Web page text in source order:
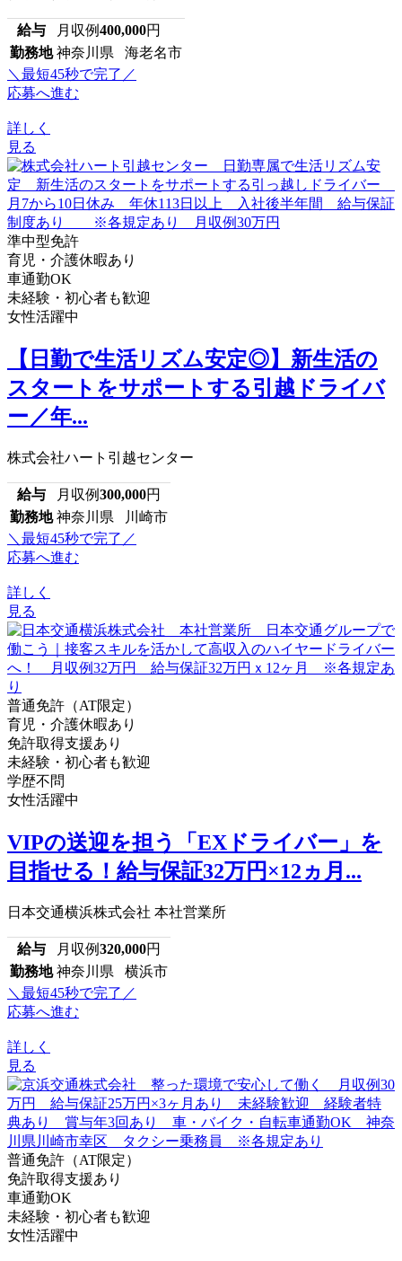
給与 月収例400,000円
勤務地 神奈川県 海老名市
＼最短45秒で完了／
応募へ進む
詳しく
見る
準中型免許
育児・介護休暇あり
車通勤OK
未経験・初心者も歓迎
女性活躍中
【日勤で生活リズム安定◎】新生活の
スタートをサポートする引越ドライバ
ー／年...
株式会社ハート引越センター
給与 月収例300,000円
勤務地 神奈川県 川崎市
＼最短45秒で完了／
応募へ進む
詳しく
見る
普通免許（AT限定）
育児・介護休暇あり
免許取得支援あり
未経験・初心者も歓迎
学歴不問
女性活躍中
VIPの送迎を担う「EXドライバー」を
目指せる！給与保証32万円×12ヵ月...
日本交通横浜株式会社 本社営業所
給与 月収例320,000円
勤務地 神奈川県 横浜市
＼最短45秒で完了／
応募へ進む
詳しく
見る
普通免許（AT限定）
免許取得支援あり
車通勤OK
未経験・初心者も歓迎
女性活躍中